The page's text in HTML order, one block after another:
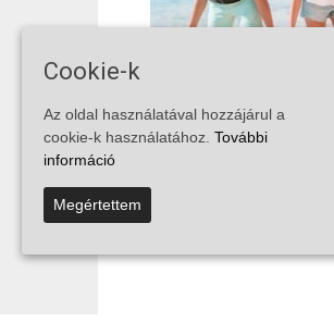
Cookie-k
Az oldal használatával hozzájárul a
cookie-k használatához. További
információ
Megértettem